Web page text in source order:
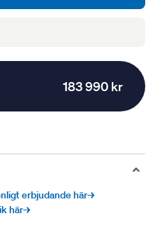
183 990 kr
erbjudande här→
här→